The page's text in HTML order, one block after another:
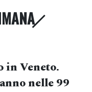
in Veneto.
nelle 99